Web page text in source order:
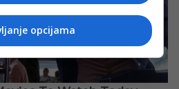
opcijama